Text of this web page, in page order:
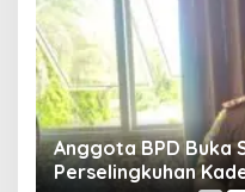
Anggota BPD Buka
Perselingkuhan